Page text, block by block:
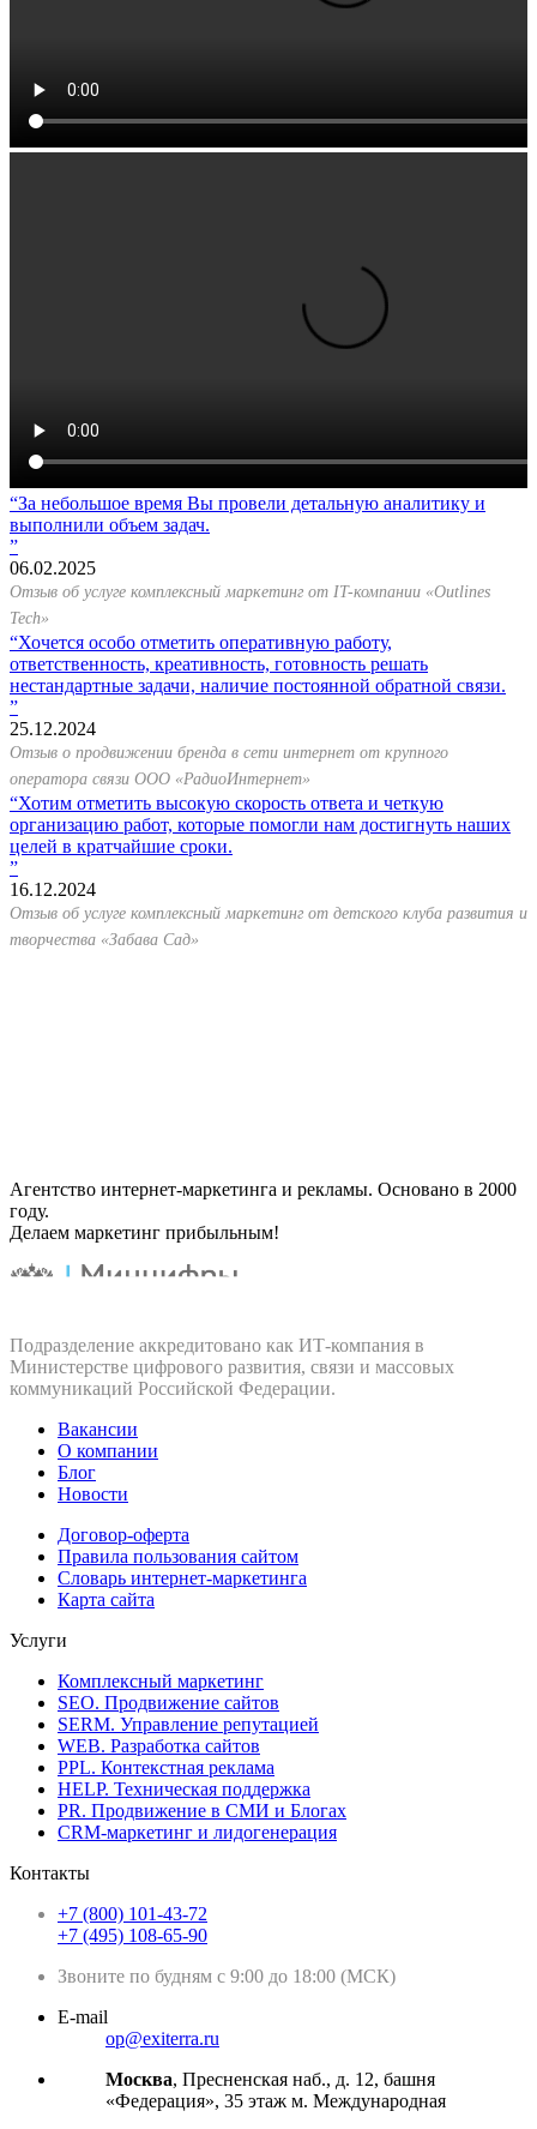
За небольшое время Вы провели детальную аналитику и
выполнили объем задач.
06.02.2025
Отзыв об услуге комплексный маркетинг от IT-компании «Outlines
Tech»
Хочется особо отметить оперативную работу,
ответственность, креативность, готовность решать
нестандартные задачи, наличие постоянной обратной связи.
25.12.2024
Отзыв о продвижении бренда в сети интернет от крупного
оператора связи ООО «РадиоИнтернет»
Хотим отметить высокую скорость ответа и четкую
организацию работ, которые помогли нам достигнуть наших
целей в кратчайшие сроки.
16.12.2024
Отзыв об услуге комплексный маркетинг от детского клуба развития и
творчества «Забава Сад»
Агентство интернет-маркетинга и рекламы. Основано в 2000
году.
Делаем маркетинг прибыльным!
Подразделение аккредитовано как ИТ‑компания в
Министерстве цифрового развития, связи и массовых
коммуникаций Российской Федерации.
Вакансии
О компании
Блог
Новости
Договор-оферта
Правила пользования сайтом
Словарь интернет-маркетинга
Карта сайта
Услуги
Комплексный маркетинг
SEO. Продвижение сайтов
SERM. Управление репутацией
WEB. Разработка сайтов
PPL. Контекстная реклама
HELP. Техническая поддержка
PR. Продвижение в СМИ и Блогах
CRM-маркетинг и лидогенерация
Контакты
+7 (800) 101-43-72
+7 (495) 108-65-90
Звоните по будням с 9:00 до 18:00 (МСК)
E-mail
op@exiterra.ru
Москва, Пресненская наб., д. 12, башня
«Федерация», 35 этаж м. Международная